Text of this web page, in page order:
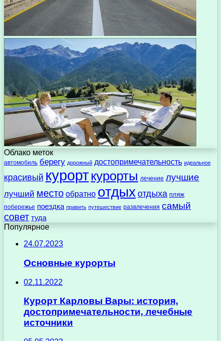
Облако меток
автомобиль берегу дорожный достопримечательность идеальное
красивый курорткурорты лечение лучшие
лучший место обратно отдыхотдыха пляж
побережье поездка править путешествие развлечения самый
совет туда
Популярное
24.07.2023
Основные курорты
02.11.2022
Курорт Карловы Вары: история,
достопримечательности, лечебные
источники